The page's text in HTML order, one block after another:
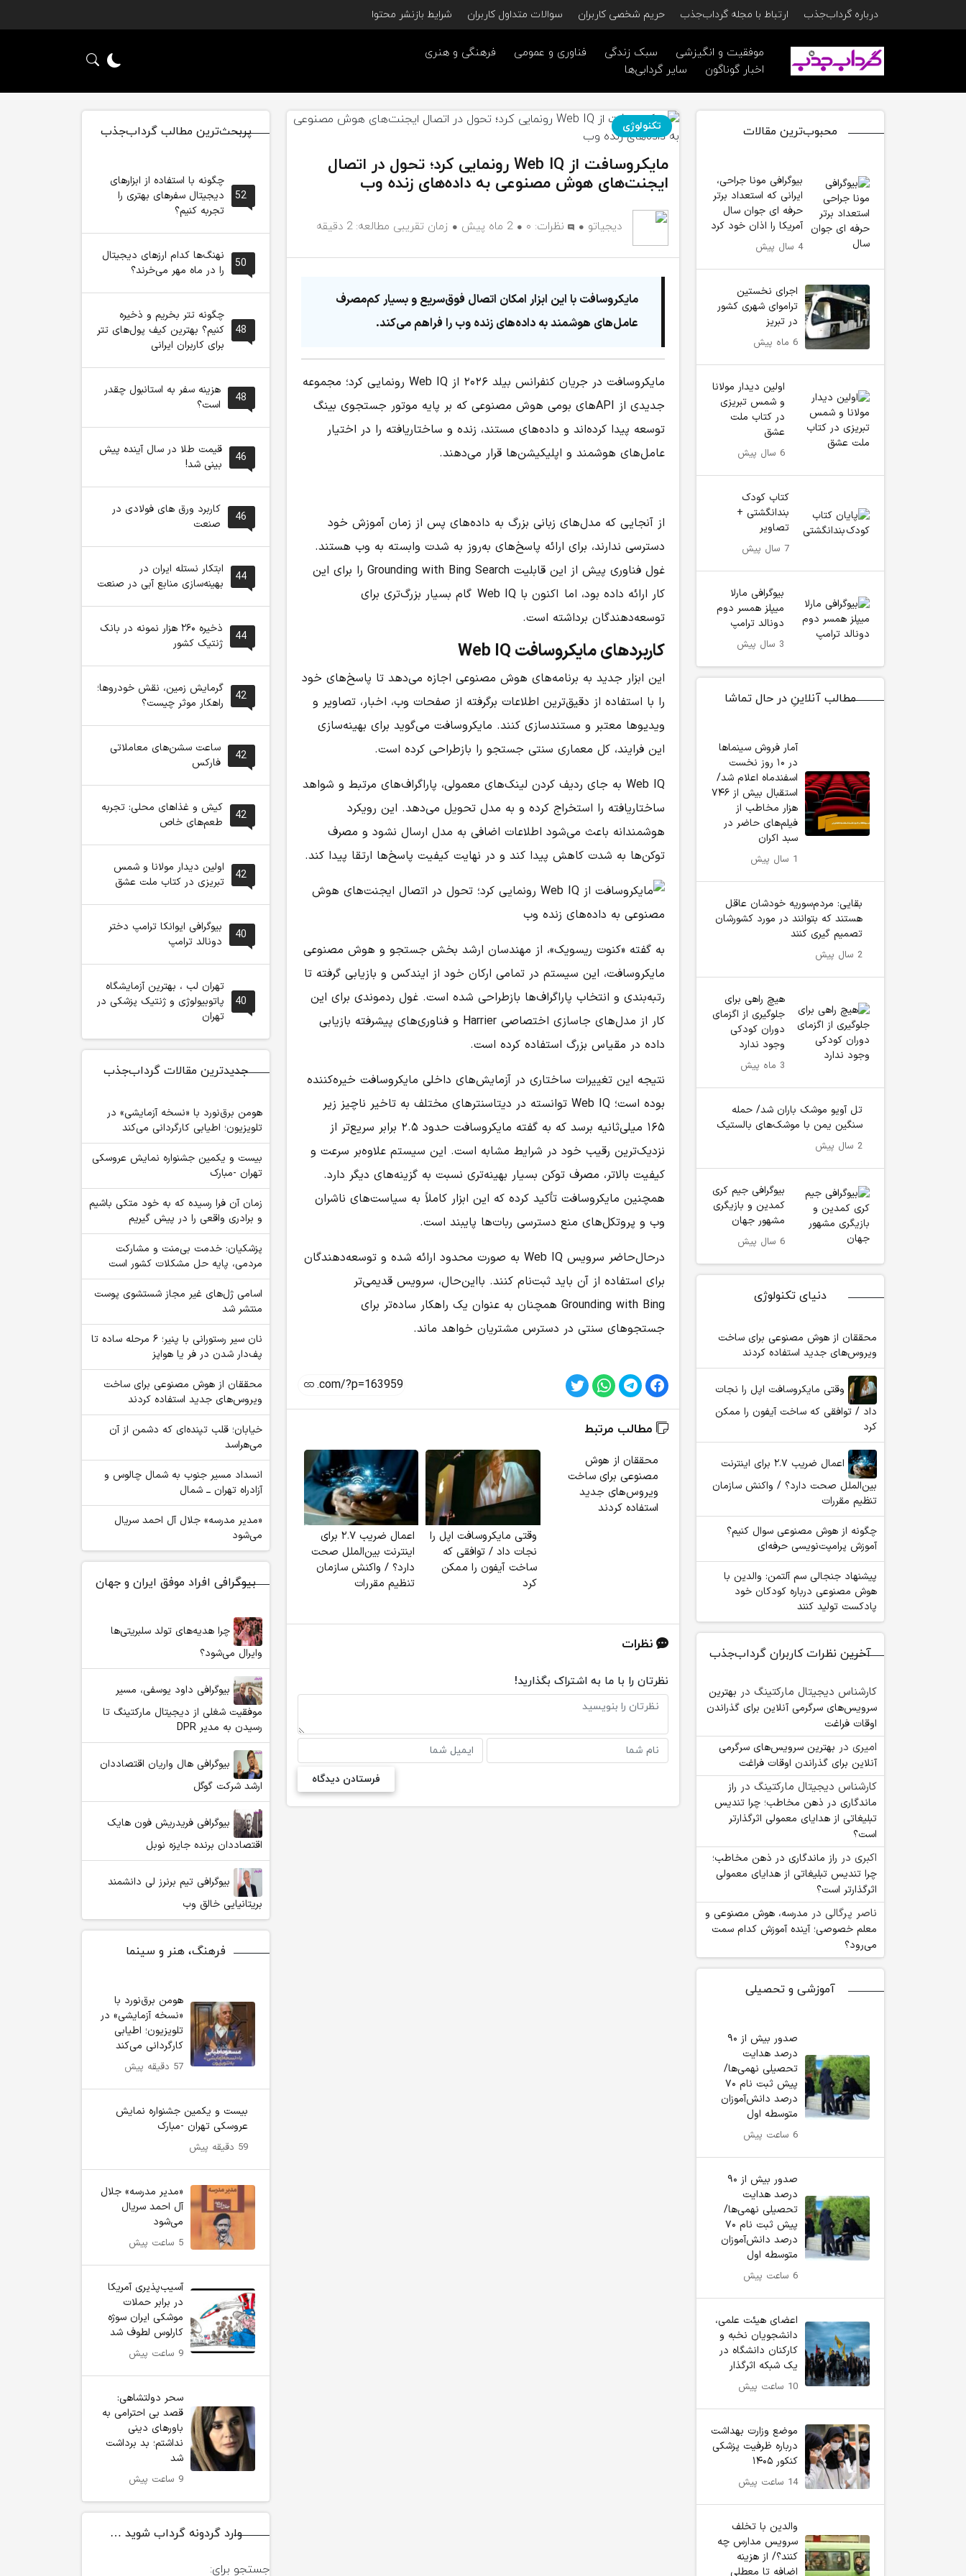
درباره گرداب‌جذب ارتباط با مجله گرداب‌جذب حریم شخصی کاربران سوالات متداول کاربران شرایط بازنشر محتوا
موفقیت و انگیزشی سبک زندگی فناوری و عمومی
فرهنگی و هنری
اخبار گوناگون
سایر گردابی‌ها
محبوب‌ترین مقالات
بیوگرافی مونا جراحی،
ایرانی که استعداد برتر
حرفه ای جوان سال
آمریکا را اذان خود کرد
4 سال پیش
اجرای نخستین
تراموای شهری کشور
در تبریز
6 ماه پیش
اولین دیدار مولانا
و شمس تبریزی
در کتاب ملت
عشق
6 سال پیش
کتاب کودک
بندانگشتی +
تصاویر
7 سال پیش
بیوگرافی مارلا
میپلز همسر دوم
دونالد ترامپ
3 سال پیش
مطالب آنلاینِ در حال تماشا
آمار فروش سینماها
در ۱۰ روز نخست
اسفندماه اعلام شد/
استقبال بیش از ۷۴۶
هزار مخاطب از
فیلم‌های حاضر در
سبد اکران
1 سال پیش
بقایی: مردم‌سوریه خودشان عاقل
هستند که بتوانند در مورد کشورشان
تصمیم گیری کنند
2 سال پیش
هیچ راهی برای
جلوگیری از اگزمای
دوران کودکی
وجود ندارد
3 ماه پیش
تل آویو موشک باران شد/ حمله
سنگین یمن با موشک‌های بالستیک
2 سال پیش
بیوگرافی جیم کری
کمدین و بازیگری
مشهور جهان
6 سال پیش
دنیای تکنولوژی
محققان از هوش مصنوعی برای ساخت
ویروس‌های جدید استفاده کردند
وقتی مایکروسافت اپل را نجات
داد / توافقی که ساخت آیفون را ممکن
کرد
اعمال ضریب ۲.۷ برای اینترنت
بین‌الملل صحت دارد؟ / واکنش سازمان
تنظیم مقررات
چگونه از هوش مصنوعی سوال کنیم؟
آموزش پرامپت‌نویسی حرفه‌ای
پیشنهاد جنجالی سم آلتمن: والدین با
هوش مصنوعی درباره کودکان خود
پادکست تولید کنند
آخرین نظرات کاربران گرداب‌جذب
کارشناس دیجیتال مارکتینگ در بهترین
سرویس‌های سرگرمی آنلاین برای گذراندن
اوقات فراغت
امیری در بهترین سرویس‌های سرگرمی
آنلاین برای گذراندن اوقات فراغت
کارشناس دیجیتال مارکتینگ در راز
ماندگاری در ذهن مخاطب؛ چرا تندیس
تبلیغاتی از هدایای معمولی اثرگذارتر
است؟
اکبری در راز ماندگاری در ذهن مخاطب؛
چرا تندیس تبلیغاتی از هدایای معمولی
اثرگذارتر است؟
ناصر پرگالی در مدرسه، هوش مصنوعی و
معلم خصوصی؛ آینده آموزش کدام سمت
می‌رود؟
آموزشی و تحصیلی
صدور بیش از ۹۰
درصد هدایت
تحصیلی نهمی‌ها/
پیش ثبت نام ۷۰
درصد دانش‌آموزان
متوسطه اول
6 ساعت پیش
صدور بیش از ۹۰
درصد هدایت
تحصیلی نهمی‌ها/
پیش ثبت نام ۷۰
درصد دانش‌آموزان
متوسطه اول
6 ساعت پیش
اعضای هیئت علمی،
دانشجویان نخبه و
کارکنان دانشگاه در
یک شبکه‌ اثرگذار
10 ساعت پیش
موضع وزارت بهداشت
درباره ظرفیت پزشکی
کنکور ۱۴۰۵
14 ساعت پیش
والدین با تخلف
سرویس مدارس چه
کنند؟/ از هزینه
اضافه تا معطلی
تکنولوژی
مایکروسافت از Web IQ رونمایی کرد؛ تحول در اتصال
ایجنت‌های هوش مصنوعی به داده‌های زنده وب
دیجیاتو نظرات: ۰ 2 ماه پیش زمان تقریبی مطالعه: 2 دقیقه
مایکروسافت با این ابزار امکان اتصال فوق‌سریع و بسیار کم‌مصرف
عامل‌های هوشمند به داده‌های زنده وب را فراهم می‌کند.
مایکروسافت در جریان کنفرانس بیلد ۲۰۲۶ از Web IQ رونمایی کرد؛ مجموعه
جدیدی از APIهای بومی هوش مصنوعی که بر پایه موتور جستجوی بینگ
توسعه پیدا کرده‌اند و داده‌های مستند، زنده و ساختاریافته را در اختیار
عامل‌های هوشمند و اپلیکیشن‌ها قرار می‌دهند.
از آنجایی که مدل‌های زبانی بزرگ به داده‌های پس از زمان آموزش خود
دسترسی ندارند، برای ارائه پاسخ‌های به‌روز به شدت وابسته به وب هستند.
غول فناوری پیش از این قابلیت Grounding with Bing Search را برای این
کار ارائه داده بود، اما اکنون با Web IQ
گام بسیار بزرگ‌تری برای
توسعه‌دهندگان برداشته است.
کاربردهای مایکروسافت Web IQ
این ابزار جدید به برنامه‌های هوش مصنوعی اجازه می‌دهد تا پاسخ‌های خود
را با استفاده از دقیق‌ترین اطلاعات برگرفته از صفحات وب، اخبار، تصاویر و
ویدیوها معتبر و مستندسازی کنند. مایکروسافت می‌گوید برای بهینه‌سازی
این فرایند، کل معماری سنتی جستجو را بازطراحی کرده است.
Web IQ به جای ردیف کردن لینک‌های معمولی، پاراگراف‌های مرتبط و شواهد
ساختاریافته را استخراج کرده و به مدل تحویل می‌دهد. این رویکرد
هوشمندانه باعث می‌شود اطلاعات اضافی به مدل ارسال نشود و مصرف
توکن‌ها به شدت کاهش پیدا کند و در نهایت کیفیت پاسخ‌ها ارتقا پیدا کند.
به گفته «کنوت ریسویک»، از مهندسان ارشد بخش جستجو و هوش مصنوعی
مایکروسافت، این سیستم در تمامی ارکان خود از ایندکس و بازیابی گرفته تا
رتبه‌بندی و انتخاب پاراگراف‌ها بازطراحی شده است. غول ردموندی برای این
کار از مدل‌های جاسازی اختصاصی Harrier و فناوری‌های پیشرفته بازیابی
داده در مقیاس بزرگ استفاده کرده است.
نتیجه این تغییرات ساختاری در آزمایش‌های داخلی مایکروسافت خیره‌کننده
بوده است؛ Web IQ توانسته در دیتاسنترهای مختلف به تاخیر ناچیز زیر
۱۶۵ میلی‌ثانیه برسد که به گفته مایکروسافت حدود ۲.۵ برابر سریع‌تر از
نزدیک‌ترین رقیب خود در شرایط مشابه است. این سیستم علاوه‌بر سرعت و
کیفیت بالاتر، مصرف توکن بسیار بهینه‌تری نسبت به گزینه‌های دیگر دارد.
همچنین مایکروسافت تأکید کرده که این ابزار کاملاً به سیاست‌های ناشران
وب و پروتکل‌های منع دسترسی ربات‌ها پایبند است.
درحال‌حاضر سرویس Web IQ به صورت محدود ارائه شده و توسعه‌دهندگان
برای استفاده از آن باید ثبت‌نام کنند. بااین‌حال، سرویس قدیمی‌تر
Grounding with Bing همچنان به عنوان یک راهکار ساده‌تر برای
جستجوهای سنتی در دسترس مشتریان خواهد ماند.
مطالب مرتبط
محققان از هوش
مصنوعی برای ساخت
ویروس‌های جدید
استفاده کردند
وقتی مایکروسافت اپل را
نجات داد / توافقی که
ساخت آیفون را ممکن
کرد
اعمال ضریب ۲.۷ برای
اینترنت بین‌الملل صحت
دارد؟ / واکنش سازمان
تنظیم مقررات
چگونه از هوش مصنوعی
سوال کنیم؟ آموزش
پرامپت‌نویسی حرفه‌ای
پیشنهاد جنجالی سم
آلتمن: والدین با هوش
خود پادکست تولید کنند
نظرات
نظرتان را با ما به اشتراک بگذارید!
پربحث‌ترین مطالب گرداب‌جذب
52
چگونه با استفاده از ابزارهای
دیجیتال سفرهای بهتری را
تجربه کنیم؟
50
نهنگ‌ها کدام ارزهای دیجیتال
را در ماه مهر می‌خرند؟
48
چگونه تتر بخریم و ذخیره
کنیم؟ بهترین کیف پول‌های تتر
برای کاربران ایرانی
48
هزینه سفر به استانبول چقدر
است؟
46
قیمت طلا در سال آینده پیش
بینی شد!
46
کاربرد ورق های فولادی در
صنعت
44
ابتکار نستله ایران در
بهینه‌سازی منابع آبی در صنعت
44
ذخیره ۲۶۰ هزار نمونه در بانک
ژنتیک کشور
42
گرمایش زمین، نقش خودروها؛
راهکار موثر چیست؟
42
ساعت سشن‌های معاملاتی
فارکس
42
کیش و غذاهای محلی: تجربه
طعم‌های خاص
42
اولین دیدار مولانا و شمس
تبریزی در کتاب ملت عشق
40
بیوگرافی ایوانکا ترامپ دختر
دونالد ترامپ
40
تهران لب ، بهترین آزمایشگاه
پاتوبیولوژی و ژنتیک پزشکی در
تهران
جدیدترین مقالات گرداب‌جذب
هومن برق‌نورد با «نسخه آزمایشی» در
تلویزیون؛ اطیابی کارگردانی می‌کند
بیست و یکمین جشنواره نمایش عروسکی
تهران -مبارک
زمان آن فرا رسیده که به خود متکی باشیم
و برادری واقعی را در پیش گیریم
پزشکیان: خدمت بی‌منت و مشارکت
مردمی، پایه حل مشکلات کشور است
اسامی ژل‌های غیر مجاز شستشوی پوست
منتشر شد
نان سیر رستورانی با پنیر؛ ۶ مرحله ساده تا
پف‌دار شدن در فر یا هواپز
محققان از هوش مصنوعی برای ساخت
ویروس‌های جدید استفاده کردند
خیابان؛ قلب تپنده‌ای که دشمن از آن
می‌هراسد
انسداد مسیر جنوب به شمال چالوس و
آزادراه تهران ــ شمال
«مدیر مدرسه» جلال آل احمد سریال
می‌شود
بیوگرافی افراد موفق ایران و جهان
چرا هدیه‌های تولد سلبریتی‌ها
وایرال می‌شود؟
بیوگرافی داود یوسفی، مسیر
موفقیت شغلی از دیجیتال مارکتینگ تا
رسیدن به مدیر DPR
بیوگرافی هال واریان اقتصاددان
ارشد شرکت گوگل
بیوگرافی فریدریش فون هایک
اقتصاددان برنده جایزه نوبل
بیوگرافی تیم برنرز لی دانشمند
بریتانیایی خالق وب
فرهنگ، هنر و سینما
هومن برق‌نورد با
«نسخه آزمایشی» در
تلویزیون؛ اطیابی
کارگردانی می‌کند
57 دقیقه پیش
بیست و یکمین جشنواره نمایش
عروسکی تهران -مبارک
59 دقیقه پیش
«مدیر مدرسه» جلال
آل احمد سریال
می‌شود
5 ساعت پیش
آسیب‌پذیری آمریکا
در برابر حملات
موشکی ایران سوژه
کارلوس لطوف شد
9 ساعت پیش
سحر دولتشاهی:
قصد بی احترامی به
باورهای دینی
نداشتم؛ بد برداشت
شد
9 ساعت پیش
وارد گردونه گرداب شوید …
جستجو برای: